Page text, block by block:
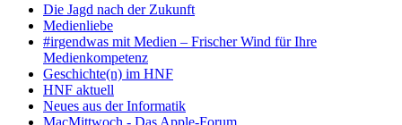
Die Jagd nach der Zukunft
Medienliebe
#irgendwas mit Medien – Frischer Wind für Ihre
Medienkompetenz
Geschichte(n) im HNF
HNF aktuell
Neues aus der Informatik
MacMittwoch - Das Apple-Forum